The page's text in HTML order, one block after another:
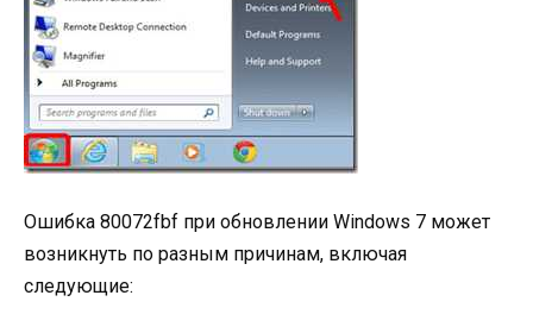
Ошибка 80072fbf при обновлении Windows 7 может
возникнуть по разным причинам, включая
следующие: